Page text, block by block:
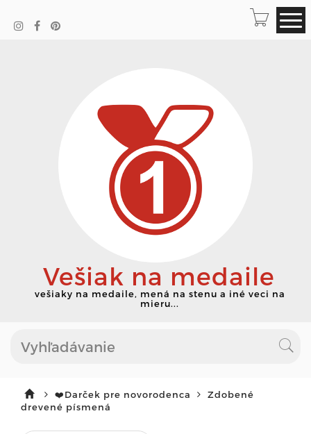
Vešiak na medaile
vešiaky na medaile, mená na stenu a iné veci na
mieru...
❤️Darček pre novorodenca
Zdobené
drevené písmená